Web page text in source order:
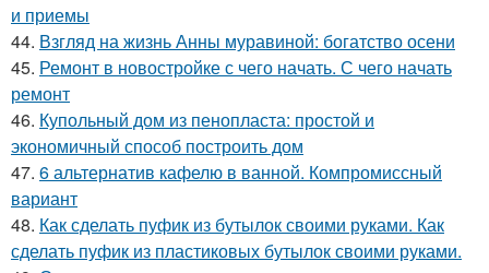
и приемы
44. Взгляд на жизнь Анны муравиной: богатство осени
45. Ремонт в новостройке с чего начать. С чего начать
ремонт
46. Купольный дом из пенопласта: простой и
экономичный способ построить дом
47. 6 альтернатив кафелю в ванной. Компромиссный
вариант
48. Как сделать пуфик из бутылок своими руками. Как
сделать пуфик из пластиковых бутылок своими руками.